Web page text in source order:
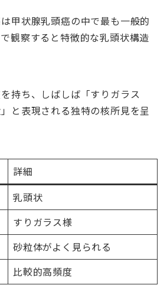
甲状腺乳頭癌の中で最も一般的
観察すると特徴的な乳頭状構造
持ち、しばしば「すりガラス
と表現される独特の核所見を呈
詳細
乳頭状
すりガラス様
砂粒体がよく見られる
比較的高頻度